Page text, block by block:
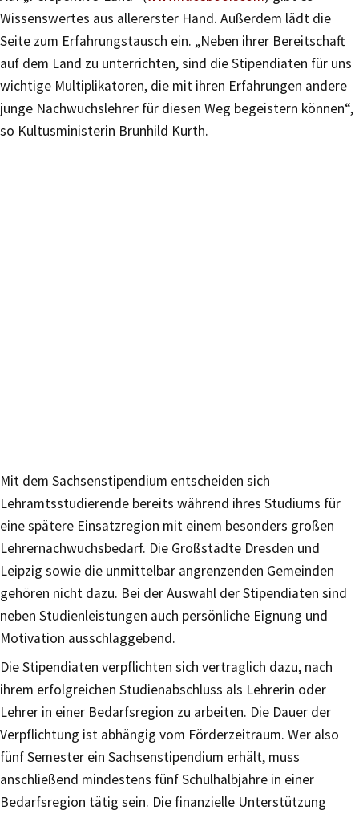
Wissenswertes aus allererster Hand. Außerdem lädt die
Seite zum Erfahrungstausch ein. „Neben ihrer Bereitschaft
auf dem Land zu unterrichten, sind die Stipendiaten für uns
wichtige Multiplikatoren, die mit ihren Erfahrungen andere
junge Nachwuchslehrer für diesen Weg begeistern können“,
so Kultusministerin Brunhild Kurth.
Mit dem Sachsenstipendium entscheiden sich
Lehramtsstudierende bereits während ihres Studiums für
eine spätere Einsatzregion mit einem besonders großen
Lehrernachwuchsbedarf. Die Großstädte Dresden und
Leipzig sowie die unmittelbar angrenzenden Gemeinden
gehören nicht dazu. Bei der Auswahl der Stipendiaten sind
neben Studienleistungen auch persönliche Eignung und
Motivation ausschlaggebend.
Die Stipendiaten verpflichten sich vertraglich dazu, nach
ihrem erfolgreichen Studienabschluss als Lehrerin oder
Lehrer in einer Bedarfsregion zu arbeiten. Die Dauer der
Verpflichtung ist abhängig vom Förderzeitraum. Wer also
fünf Semester ein Sachsenstipendium erhält, muss
anschließend mindestens fünf Schulhalbjahre in einer
Bedarfsregion tätig sein. Die finanzielle Unterstützung